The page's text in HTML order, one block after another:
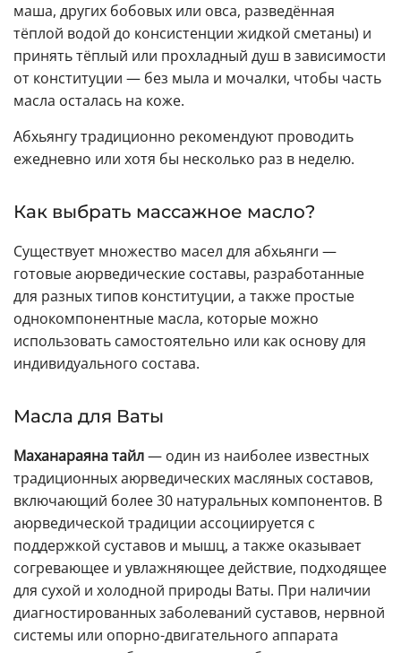
маша, других бобовых или овса, разведённая
тёплой водой до консистенции жидкой сметаны) и
принять тёплый или прохладный душ в зависимости
от конституции — без мыла и мочалки, чтобы часть
масла осталась на коже.
Абхьянгу традиционно рекомендуют проводить
ежедневно или хотя бы несколько раз в неделю.
Как выбрать массажное масло?
Существует множество масел для абхьянги —
готовые аюрведические составы, разработанные
для разных типов конституции, а также простые
однокомпонентные масла, которые можно
использовать самостоятельно или как основу для
индивидуального состава.
Масла для Ваты
Маханараяна тайл— один из наиболее известных
традиционных аюрведических масляных составов,
включающий более 30 натуральных компонентов. В
аюрведической традиции ассоциируется с
поддержкой суставов и мышц, а также оказывает
согревающее и увлажняющее действие, подходящее
для сухой и холодной природы Ваты. При наличии
диагностированных заболеваний суставов, нервной
системы или опорно-двигательного аппарата